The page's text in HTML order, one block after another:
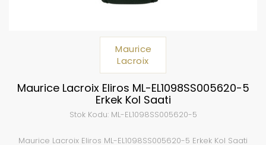
Maurice
Lacroix
Maurice Lacroix Eliros ML-EL1098SS005620-5
Erkek Kol Saati
Stok Kodu:ML-EL1098SS005620-5
Maurice Lacroix Eliros ML-EL1098SS005620-5 Erkek Kol Saati